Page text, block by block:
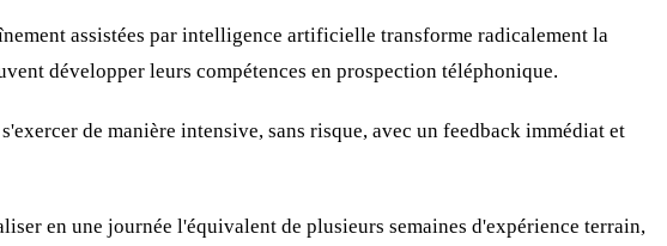
assistées par intelligence artificielle transforme radicalement la
développer leurs compétences en prospection téléphonique.
de manière intensive, sans risque, avec un feedback immédiat et
en une journée l'équivalent de plusieurs semaines d'expérience terrain,